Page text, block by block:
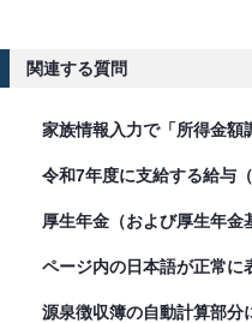
関連する質問
家族情報入力で「所得金額
令和7年度に支給する給与
厚生年金（および厚生年金
ページ内の日本語が正常に
源泉徴収簿の自動計算部分